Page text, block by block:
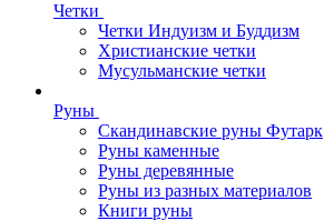
Четки
Четки Индуизм и Буддизм
Христианские четки
Мусульманские четки
Руны
Скандинавские руны Футарк
Руны каменные
Руны деревянные
Руны из разных материалов
Книги руны